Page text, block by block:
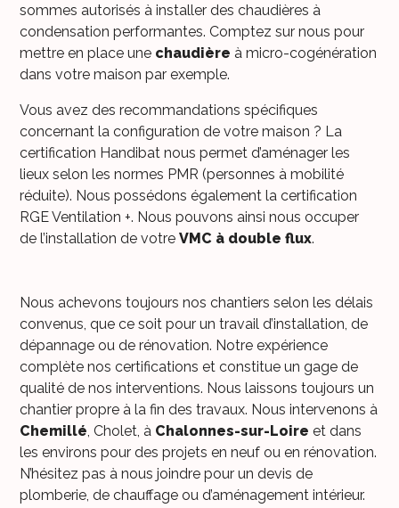
sommes autorisés à installer des chaudières à
condensation performantes. Comptez sur nous pour
mettre en place une chaudière à micro-cogénération
dans votre maison par exemple.
Vous avez des recommandations spécifiques
concernant la configuration de votre maison ? La
certification Handibat nous permet d’aménager les
lieux selon les normes PMR (personnes à mobilité
réduite). Nous possédons également la certification
RGE Ventilation +. Nous pouvons ainsi nous occuper
de l’installation de votreVMC à double flux.
Nous achevons toujours nos chantiers selon les délais
convenus, que ce soit pour un travail d’installation, de
dépannage ou de rénovation. Notre expérience
complète nos certifications et constitue un gage de
qualité de nos interventions. Nous laissons toujours un
chantier propre à la fin des travaux. Nous intervenons à
Chemillé , Cholet, à Chalonnes-sur-Loire et dans
les environs pour des projets en neuf ou en rénovation.
N’hésitez pas à nous joindre pour un devis de
plomberie, de chauffage ou d’aménagement intérieur.